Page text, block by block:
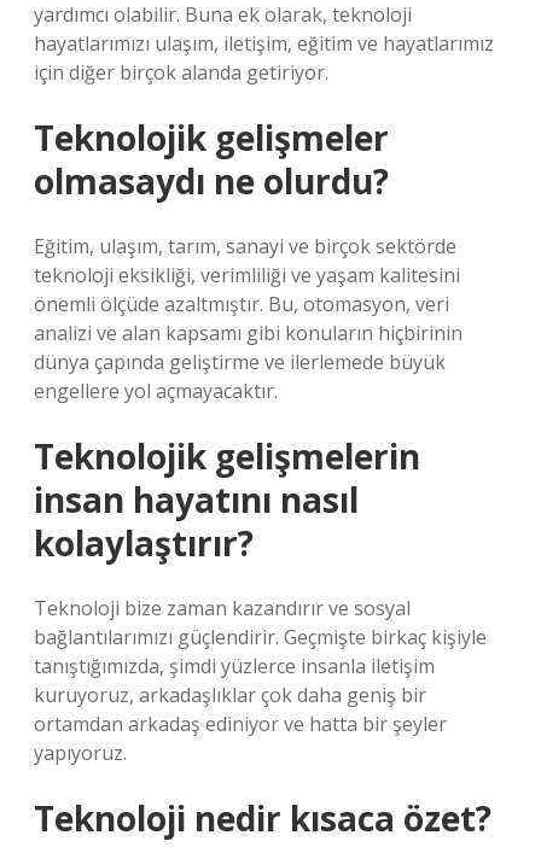
yardımcı olabilir. Buna ek olarak, teknoloji
hayatlarımızı ulaşım, iletişim, eğitim ve hayatlarımız
için diğer birçok alanda getiriyor.
Teknolojik gelişmeler
olmasaydı ne olurdu?
Eğitim, ulaşım, tarım, sanayi ve birçok sektörde
teknoloji eksikliği, verimliliği ve yaşam kalitesini
önemli ölçüde azaltmıştır. Bu, otomasyon, veri
analizi ve alan kapsamı gibi konuların hiçbirinin
dünya çapında geliştirme ve ilerlemede büyük
engellere yol açmayacaktır.
Teknolojik gelişmelerin
insan hayatını nasıl
kolaylaştırır?
Teknoloji bize zaman kazandırır ve sosyal
bağlantılarımızı güçlendirir. Geçmişte birkaç kişiyle
tanıştığımızda, şimdi yüzlerce insanla iletişim
kuruyoruz, arkadaşlıklar çok daha geniş bir
ortamdan arkadaş ediniyor ve hatta bir şeyler
yapıyoruz.
Teknoloji nedir kısaca özet?